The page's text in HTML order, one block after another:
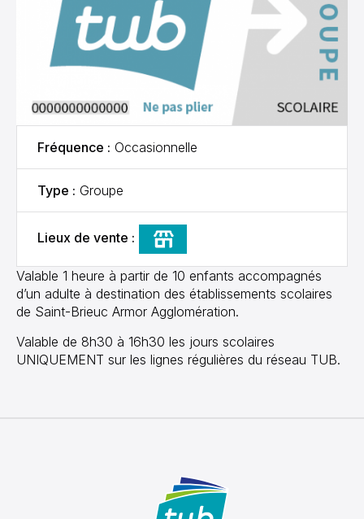
Fréquence : Occasionnelle
Type : Groupe
Lieux de vente :
Point TUB
Valable 1 heure à partir de 10 enfants accompagnés
d’un adulte à destination des établissements scolaires
de Saint-Brieuc Armor Agglomération.
Valable de 8h30 à 16h30 les jours scolaires
UNIQUEMENT sur les lignes régulières du réseau TUB.